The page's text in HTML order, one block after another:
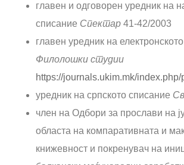
главен и одговорен уредник на
списание Спектар 41-42/2003
главен уредник на
Филолошки студии
https://journals.ukim.mk/
уредник на српското списание
член на Одбори за прослави на
областа на компаративната и
книжевност и покренувач на